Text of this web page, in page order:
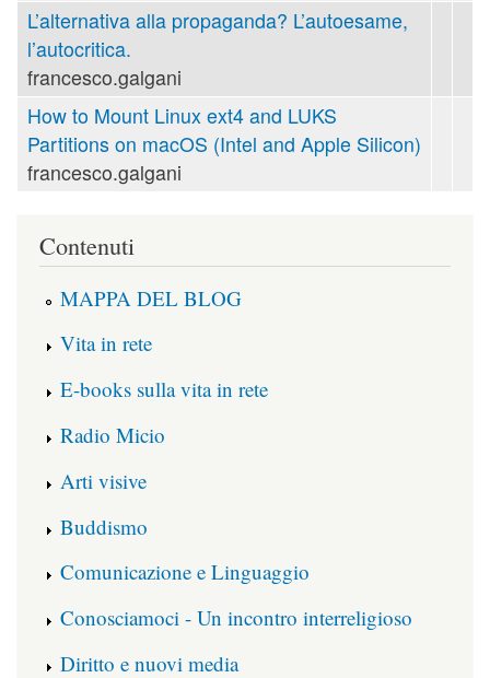
L’alternativa alla propaganda? L’autoesame,
l’autocritica.
francesco.galgani
How to Mount Linux ext4 and LUKS
Partitions on macOS (Intel and Apple Silicon)
francesco.galgani
Contenuti
MAPPA DEL BLOG
Vita in rete
E-books sulla vita in rete
Radio Micio
Arti visive
Buddismo
Comunicazione e Linguaggio
Conosciamoci - Un incontro interreligioso
Diritto e nuovi media